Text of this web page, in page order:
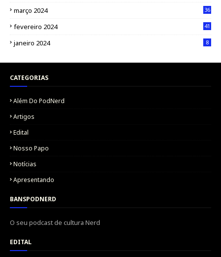
março 2024 36
fevereiro 2024 41
janeiro 2024 8
CATEGORIAS
Além Do PodNerd
Artigos
Edital
Nosso Papo
Notícias
Apresentando
BANSPODNERD
O seu podcast de cultura Nerd
EDITAL